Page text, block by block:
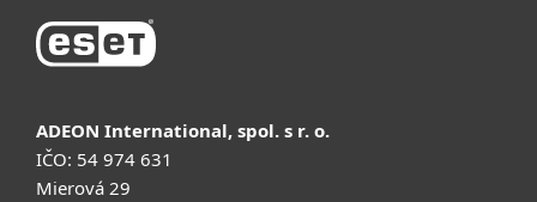
ADEON International, spol. s r. o.
IČO: 54 974 631
Mierová 29